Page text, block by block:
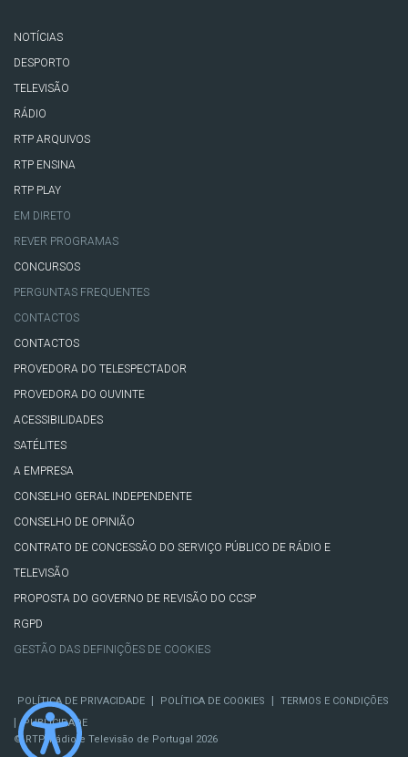
NOTÍCIAS
DESPORTO
TELEVISÃO
RÁDIO
RTP ARQUIVOS
RTP ENSINA
RTP PLAY
EM DIRETO
REVER PROGRAMAS
CONCURSOS
PERGUNTAS FREQUENTES
CONTACTOS
CONTACTOS
PROVEDORA DO TELESPECTADOR
PROVEDORA DO OUVINTE
ACESSIBILIDADES
SATÉLITES
A EMPRESA
CONSELHO GERAL INDEPENDENTE
CONSELHO DE OPINIÃO
CONTRATO DE CONCESSÃO DO SERVIÇO PÚBLICO DE RÁDIO E
TELEVISÃO
PROPOSTA DO GOVERNO DE REVISÃO DO CCSP
RGPD
GESTÃO DAS DEFINIÇÕES DE COOKIES
POLÍTICA DE PRIVACIDADE | POLÍTICA DE COOKIES | TERMOS E CONDIÇÕES
|
PUBLICIDADE
© RTP, Rádio e Televisão de Portugal 2026